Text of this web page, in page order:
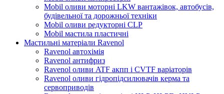
Mobil оливи моторні LKW вантажівок, автобусів,
будівельної та дорожньої техніки
Mobil оливи редукторні CLP
Mobil мастила пластичні
Мастильні матеріали Ravenol
Ravenol автохімія
Ravenol антифриз
Ravenol оливи ATF акпп і CVTF варіаторів
Ravenol оливи гідропідсилювачів керма та
сервоприводів